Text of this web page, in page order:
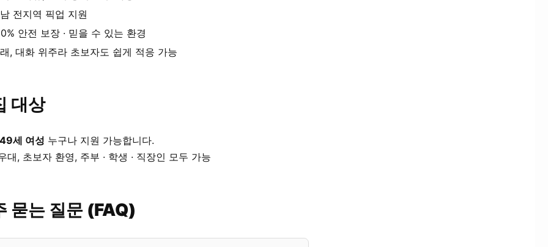
전지역 픽업 지원
안전 보장 · 믿을 수 있는 환경
, 대화 위주라 초보자도 쉽게 적응 가능
대상
세 여성 누구나 지원 가능합니다.
대, 초보자 환영, 주부 · 학생 · 직장인 모두 가능
묻는 질문 (FAQ)